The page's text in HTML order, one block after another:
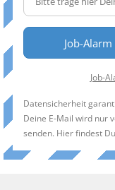
Job-Alarm
Job-
Datensicherheit
Deine E-Mail wird nur
senden. Hier findest